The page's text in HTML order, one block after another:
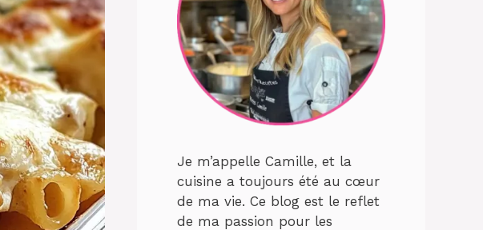
Je m’appelle Camille, et la
cuisine a toujours été au cœur
de ma vie. Ce blog est le reflet
de ma passion pour les